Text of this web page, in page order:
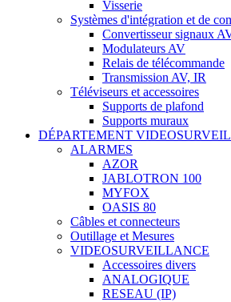
Visserie
Systèmes d'intégration et de
Convertisseur signaux
Modulateurs AV
Relais de télécommande
Transmission AV, IR
Téléviseurs et accessoires
Supports de plafond
Supports muraux
DÉPARTEMENT
ALARMES
AZOR
JABLOTRON 100
MYFOX
OASIS 80
Câbles et connecteurs
Outillage et Mesures
VIDEOSURVEILLANCE
Accessoires divers
ANALOGIQUE
RESEAU (IP)